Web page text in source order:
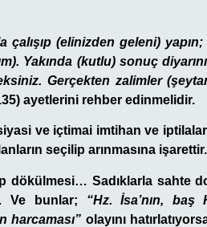
çalışıp (elinizden geleni)
Yakında (kutlu) sonuç
Gerçekten zalimler
ayetlerini rehber edinmelidir.
ve içtimai imtihan ve
seçilip arınmasına işarettir.
dökülmesi… Sadıklarla sahte
Ve bunlar; “Hz. İsa’nın,
harcaması” olayını